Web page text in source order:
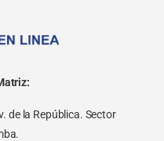
de la República. Sector